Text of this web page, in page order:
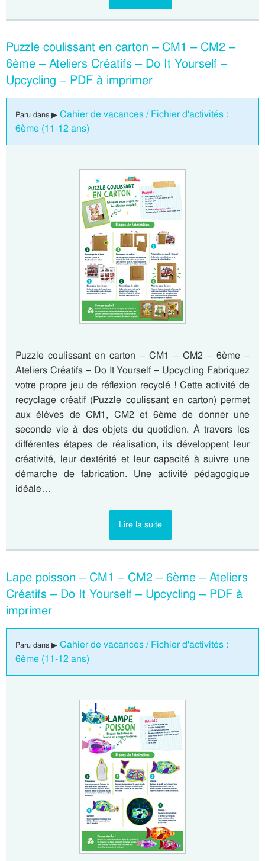
Puzzle coulissant en carton – CM1 – CM2 –
6ème – Ateliers Créatifs – Do It Yourself –
Upcycling – PDF à imprimer
Paru dans ▶ Cahier de vacances / Fichier d'activités :
6ème (11-12 ans)
Puzzle coulissant en carton – CM1 – CM2 – 6ème –
Ateliers Créatifs – Do It Yourself – Upcycling Fabriquez
votre propre jeu de réflexion recyclé ! Cette activité de
recyclage créatif (Puzzle coulissant en carton) permet
aux élèves de CM1, CM2 et 6ème de donner une
seconde vie à des objets du quotidien. À travers les
différentes étapes de réalisation, ils développent leur
créativité, leur dextérité et leur capacité à suivre une
démarche de fabrication. Une activité pédagogique
idéale…
Lire la suite
Lape poisson – CM1 – CM2 – 6ème – Ateliers
Créatifs – Do It Yourself – Upcycling – PDF à
imprimer
Paru dans ▶ Cahier de vacances / Fichier d'activités :
6ème (11-12 ans)